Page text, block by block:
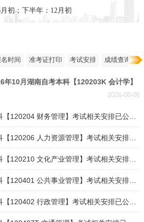
月初；下半年：12月初
时间 准考证打印 考试安排 成绩查询
年10月湖南自考本科【120203K 会计学】
相关安排已公布！
2026-08-06